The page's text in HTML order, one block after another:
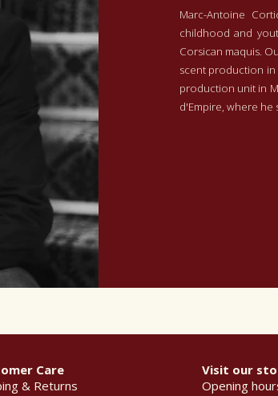
Marc-Antoine
childhood and
Corsican maquis.
scent production in
production unit in
d'Empire, where he
Care
& Returns
Visit our
Opening